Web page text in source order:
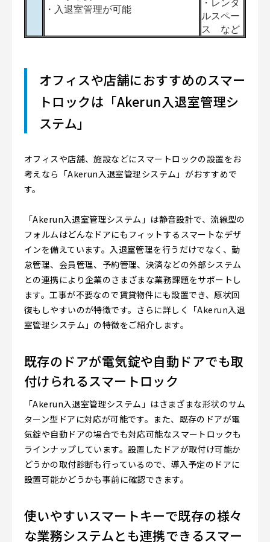
・入退室管理が可能
ルスペー
ス など
オフィスや店舗におすすめのスマー
トロックは「Akerun入退室管理シ
ステム」
オフィスや店舗、施設などにスマートロックの設置をお
考えなら「Akerun入退室管理システム」がおすすめで
す。
「Akerun入退室管理システム」は静音設計で、流線型の
フォルムはどんなドアにもフィットするスマートなデザ
インを備えています。入退室管理を行うだけでなく、勤
怠管理、会員管理、予約管理、決済などの外部システム
との連携により企業のさまざまな業務課題をサポートし
ます。工事が不要なので賃貸物件にも設置でき、原状回
復もしやすいのが特徴です。さらに詳しく「Akerun入退
室管理システム」の特徴をご紹介します。
既存のドアが電気錠や自動ドアでも取
付けられるスマートロック
「Akerun入退室管理システム」はさまざまな形状のサム
ターン型ドアに対応が可能です。また、既存のドアが電
気錠や自動ドアの場合でも対応可能なスマートロックも
ラインナップしています。設置したドアが取付け可能か
どうかの取付診断も行っているので、導入予定のドアに
設置可能かどうかも事前に確認できます。
使いやすいスマートキーで既存の様々
な業務システムとも連携できるスマー